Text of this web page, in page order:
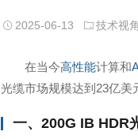
2025-06-13 技术视角
在当今高性能计算和
光缆市场规模达到23亿美
一、200G IB HDR